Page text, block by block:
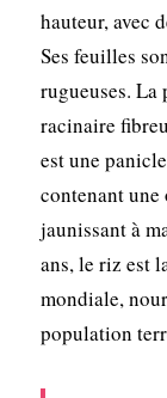
hauteur, avec
Ses feuilles
rugueuses. La
racinaire
est une
contenant
jaunissant à
ans, le riz est
mondiale,
population